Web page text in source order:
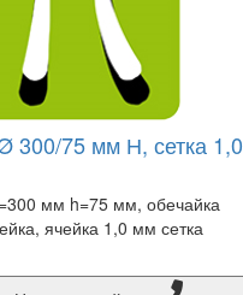
300/75 мм Н, сетка 1,0
мм h=75 мм, обечайка
ячейка 1,0 мм сетка